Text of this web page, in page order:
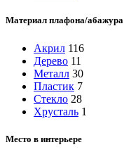
Материал плафона/абажура
Акрил 116
Дерево 11
Металл 30
Пластик 7
Стекло 28
Хрусталь 1
Место в интерьере